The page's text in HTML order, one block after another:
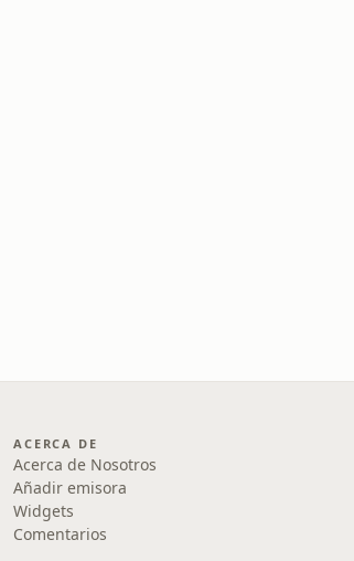
ACERCA DE
Acerca de Nosotros
Añadir emisora
Widgets
Comentarios